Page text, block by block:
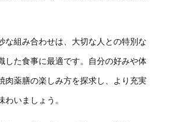
な組み合わせは、大切な人との特別な
した食事に最適です。自分の好みや体
肉薬膳の楽しみ方を探求し、より充実
わいましょう。